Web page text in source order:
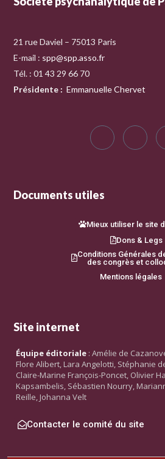
21 rue Daviel – 75013 Paris
E-mail : spp@spp.asso.fr
Tél. : 01 43 29 66 70
Présidente : Emmanuelle Chervet
Documents utiles
Mieux utiliser le site
Dons & Legs
Conditions Générales
des congrès et
Mentions légales
Site internet
Équipe éditoriale : Amélie de
Flore Alibert, Lara Angelotti, Stéphanie
Claire-Marine François-Poncet, Olivier
Kapsambelis, Sébastien Nourry,
Reille, Johanna Velt
Contacter le comité du site